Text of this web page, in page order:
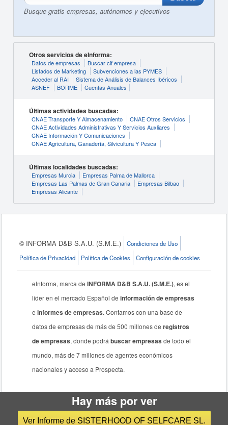
Busque gratis empresas, autónomos y ejecutivos
Otros servicios de eInforma:
Datos de empresas
Buscar cif empresa
Listados de Marketing
Subvenciones a las PYMES
Acceder al RAI
Sistema de Análisis de Balances Ibéricos
ASNEF
BORME Cuentas Anuales
Últimas actividades buscadas:
CNAE Transporte Y Almacenamiento
CNAE Otros Servicios
CNAE Actividades Administrativas Y Servicios Auxliares
CNAE Información Y Comunicaciones
CNAE Agricultura, Ganadería, Silvicultura Y Pesca
Últimas localidades buscadas:
Empresas Murcia
Empresas Palma de Mallorca
Empresas Las Palmas de Gran Canaria
Empresas Bilbao
Empresas Alicante
© INFORMA D&B S.A.U. (S.M.E.)
Condiciones de Uso
Política de Privacidad
Política de Cookies Configuración de cookies
eInforma, marca deINFORMA D&B S.A.U. (S.M.E.), es el
líder en el mercado Español deinformación de empresas
einformes de empresas. Contamos con una base de
datos de empresas de más de 500 millones deregistros
de empresas, donde podrábuscar empresas de todo el
mundo, más de 7 millones de agentes económicos
nacionales y acceso a Prospecta.
Hay más por ver
Ver Informe de SISTERHOOD OF SELFCARE SL.